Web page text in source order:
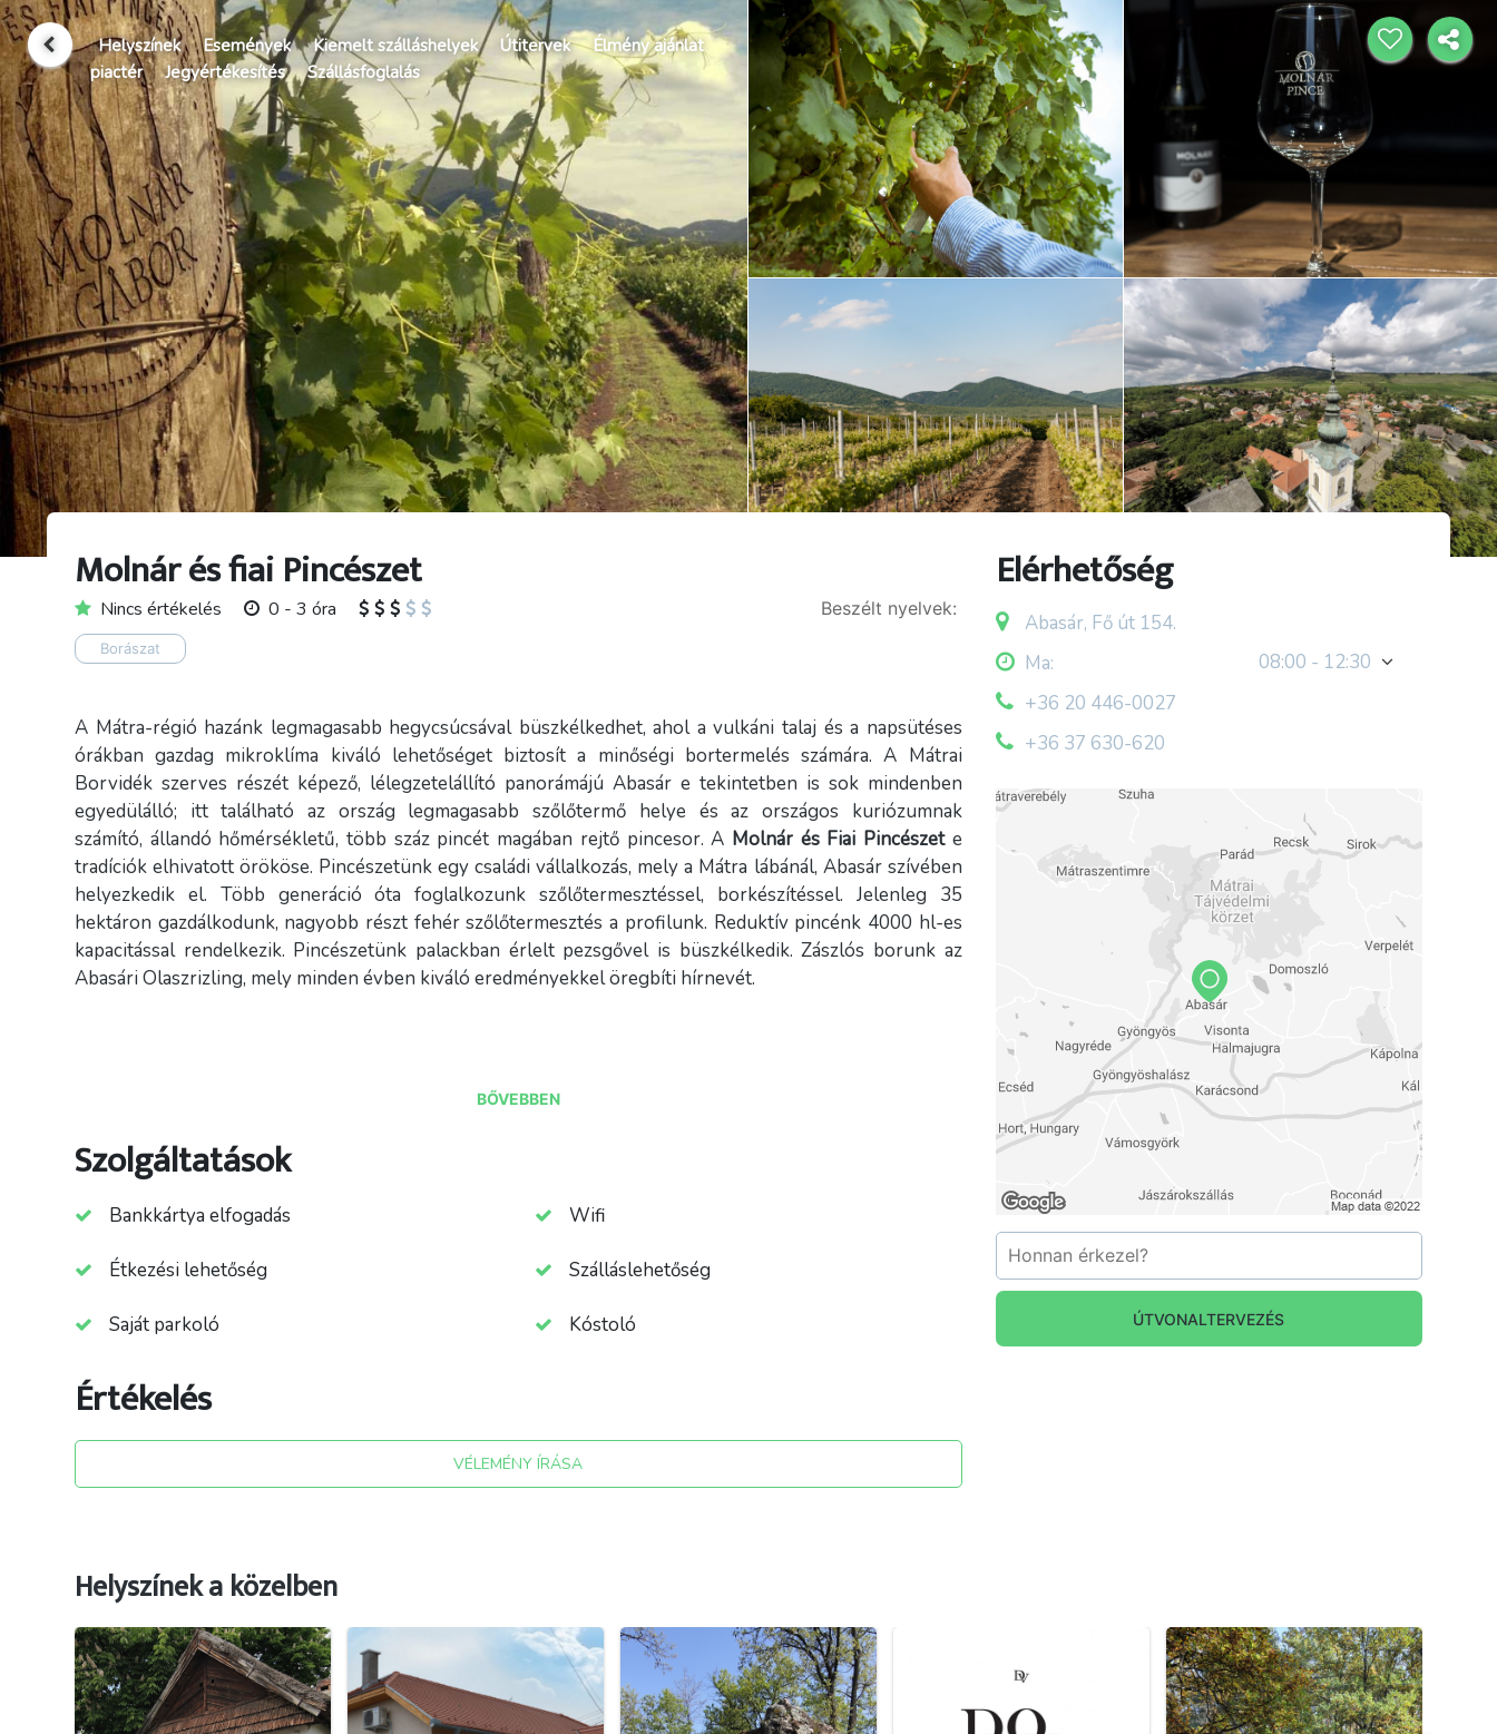
Helyszínek Események Kiemelt szálláshelyek Útitervek
Élmény ajánlat
piactér
Jegyértékesítés Szállásfoglalás
Molnár és fiai Pincészet
Nincs értékelés 0 - 3 óra Beszélt nyelvek:
Borászat
A Mátra-régió hazánk legmagasabb hegycsúcsával büszkélkedhet, ahol a vulkáni talaj és a napsütéses
órákban gazdag mikroklíma kiváló lehetőséget biztosít a minőségi bortermelés számára. A Mátrai
Borvidék szerves részét képező, lélegzetelállító panorámájú Abasár e tekintetben is sok mindenben
egyedülálló; itt található az ország legmagasabb szőlőtermő helye és az országos kuriózumnak
számító, állandó hőmérsékletű, több száz pincét magában rejtő pincesor. A Molnár és Fiai Pincészete
tradíciók elhivatott örököse. Pincészetünk egy családi vállalkozás, mely a Mátra lábánál, Abasár szívében
helyezkedik el. Több generáció óta foglalkozunk szőlőtermesztéssel, borkészítéssel. Jelenleg 35
hektáron gazdálkodunk, nagyobb részt fehér szőlőtermesztés a profilunk. Reduktív pincénk 4000 hl-es
kapacitással rendelkezik. Pincészetünk palackban érlelt pezsgővel is büszkélkedik. Zászlós borunk az
Abasári Olaszrizling, mely minden évben kiváló eredményekkel öregbíti hírnevét.
BŐVEBBEN
Szolgáltatások
Bankkártya elfogadás Wifi
Étkezési lehetőség Szálláslehetőség
Saját parkoló Kóstoló
Értékelés
VÉLEMÉNY ÍRÁSA
Elérhetőség
Abasár, Fő út 154.
Ma:
08:00 - 12:30
+36 20 446-0027
+36 37 630-620
ÚTVONALTERVEZÉS
Helyszínek a közelben